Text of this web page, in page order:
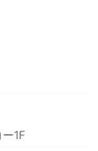
1F